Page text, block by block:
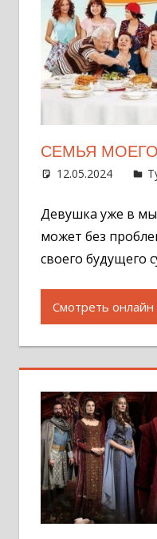
СЕМЬЯ
12.05.2024
Девушка уже в
может без
своего будущего
Смотреть онлайн